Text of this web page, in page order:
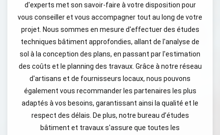
d'experts met son savoir-faire à votre disposition pour
vous conseiller et vous accompagner tout au long de votre
projet. Nous sommes en mesure d'effectuer des études
techniques bâtiment approfondies, allant de l'analyse de
sol à la conception des plans, en passant par l'estimation
des coûts et le planning des travaux. Grâce à notre réseau
d'artisans et de fournisseurs locaux, nous pouvons
également vous recommander les partenaires les plus
adaptés à vos besoins, garantissant ainsi la qualité et le
respect des délais. De plus, notre bureau d’études
bâtiment et travaux s'assure que toutes les